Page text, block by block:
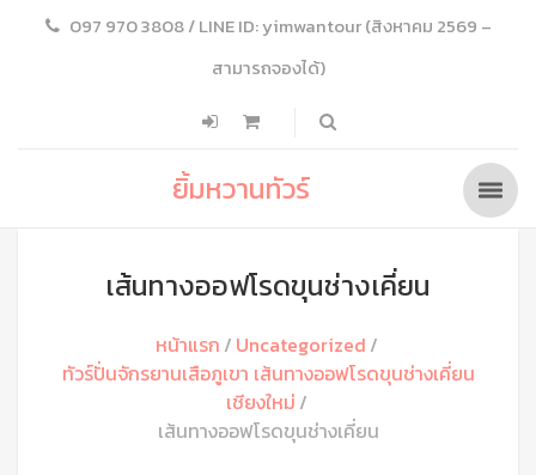
097 970 3808 / LINE ID: yimwantour (สิงหาคม 2569 –
สามารถจองได้)
ยิ้มหวานทัวร์
เส้นทางออฟโรดขุนช่างเคี่ยน
หน้าแรก
Uncategorized
ทัวร์ปั่นจักรยานเสือภูเขา เส้นทางออฟโรดขุนช่างเคี่ยน
เชียงใหม่
เส้นทางออฟโรดขุนช่างเคี่ยน